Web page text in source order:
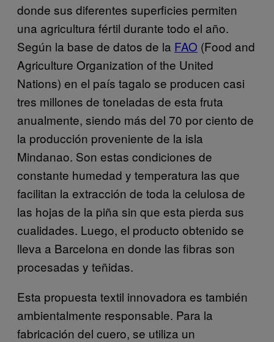
donde sus diferentes superficies permiten
una agricultura fértil durante todo el año.
Según la base de datos de la FAO (Food and
Agriculture Organization of the United
Nations) en el país tagalo se producen casi
tres millones de toneladas de esta fruta
anualmente, siendo más del 70 por ciento de
la producción proveniente de la isla
Mindanao. Son estas condiciones de
constante humedad y temperatura las que
facilitan la extracción de toda la celulosa de
las hojas de la piña sin que esta pierda sus
cualidades. Luego, el producto obtenido se
lleva a Barcelona en donde las fibras son
procesadas y teñidas.
Esta propuesta textil innovadora es también
ambientalmente responsable. Para la
fabricación del cuero, se utiliza un